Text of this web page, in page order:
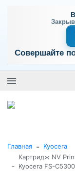
Совершайте
Главная - Kyocera
-
Картридж NV
Kyocera FS-